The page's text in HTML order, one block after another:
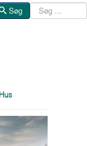
Søg Søg